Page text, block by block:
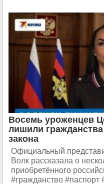
Восемь уроженцев
лишили
закона
Официальный
Волк рассказала о
приобретённого
#гражданство #паспорт